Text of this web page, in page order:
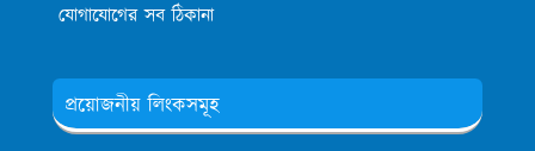
যোগাযোগের সব ঠিকানা
প্রয়োজনীয় লিংকসমূহ